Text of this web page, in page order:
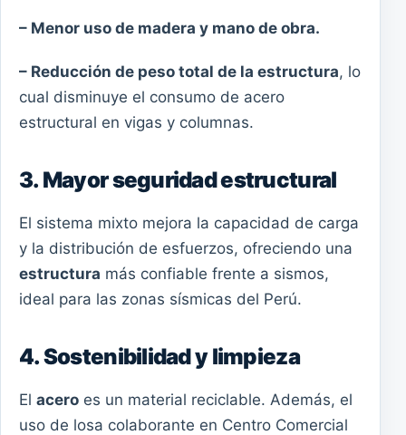
– Menor uso de madera y mano de obra.
– Reducción de peso total de la estructura, lo
cual disminuye el consumo de acero
estructural en vigas y columnas.
3. Mayor seguridad estructural
El sistema mixto mejora la capacidad de carga
y la distribución de esfuerzos, ofreciendo una
estructura más confiable frente a sismos,
ideal para las zonas sísmicas del Perú.
4. Sostenibilidad y limpieza
El acero es un material reciclable. Además, el
uso de losa colaborante en Centro Comercial